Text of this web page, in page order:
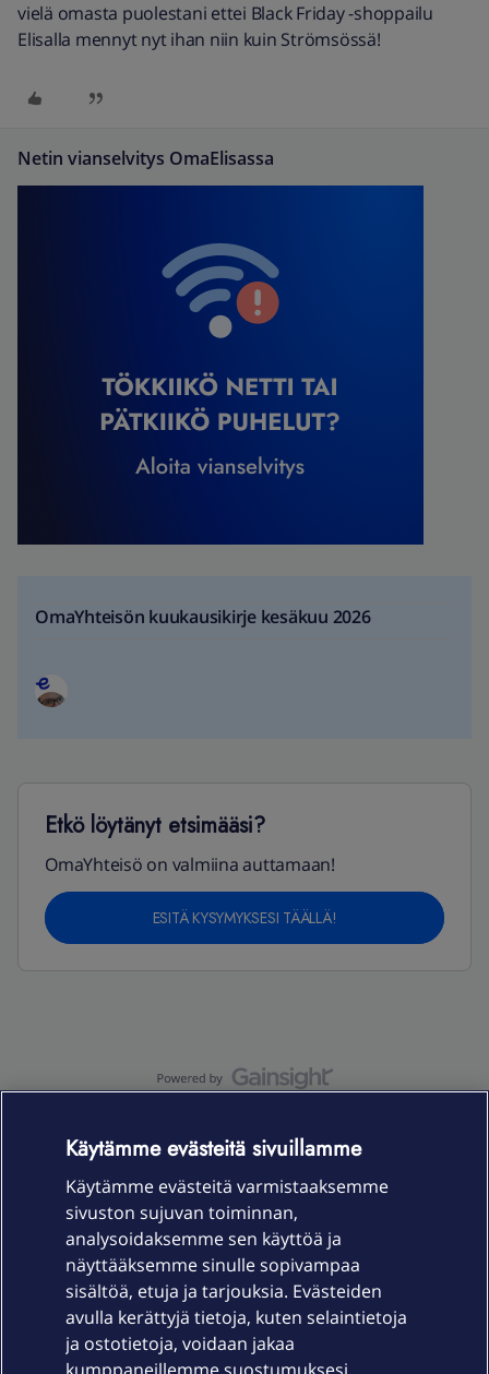
vielä omasta puolestani ettei Black Friday -shoppailu
Elisalla mennyt nyt ihan niin kuin Strömsössä!
Netin vianselvitys OmaElisassa
OmaYhteisön kuukausikirje kesäkuu 2026
Etkö löytänyt etsimääsi?
OmaYhteisö on valmiina auttamaan!
ESITÄ KYSYMYKSESI TÄÄLLÄ!
Laitteet & liittymät
Palvelut
Käytämme evästeitä sivuillamme
Käytämme evästeitä varmistaaksemme
sivuston sujuvan toiminnan,
analysoidaksemme sen käyttöä ja
näyttääksemme sinulle sopivampaa
sisältöä, etuja ja tarjouksia. Evästeiden
avulla kerättyjä tietoja, kuten selaintietoja
ja ostotietoja, voidaan jakaa